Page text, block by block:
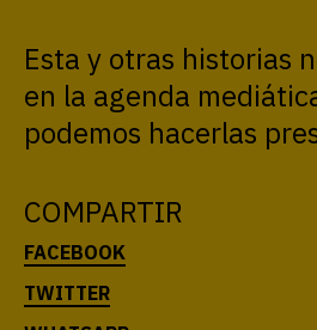
Esta y otras historias
en la agenda
podemos hacerlas
COMPARTIR